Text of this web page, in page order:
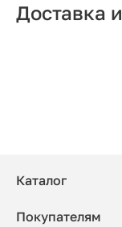
Доставка
Каталог
Покупателям